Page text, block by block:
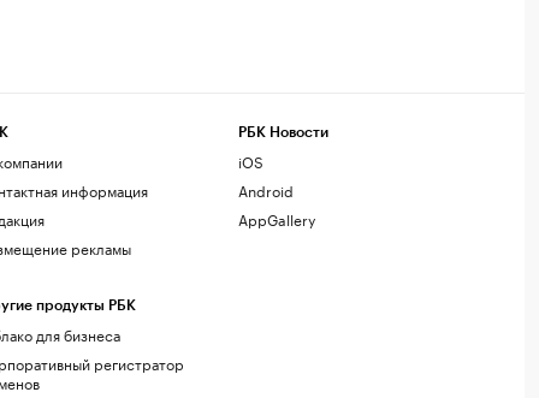
информация
рекламы
продукты РБК
для бизнеса
регистратор
РБК Новости
iOS
Android
AppGallery